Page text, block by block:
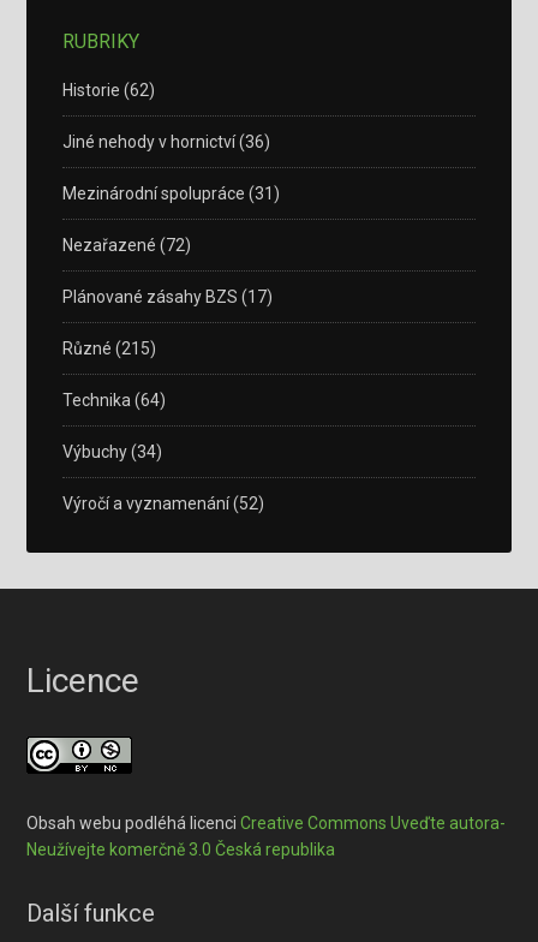
RUBRIKY
Historie (62)
Jiné nehody v hornictví(36)
Mezinárodní spolupráce (31)
Nezařazené (72)
Plánované zásahy BZS (17)
Různé (215)
Technika (64)
Výbuchy(34)
Výročí a vyznamenání(52)
Licence
Obsah webu podléhá licenciCreative Commons Uveďte autora-
Neužívejte komerčně 3.0 Česká republika
Další funkce